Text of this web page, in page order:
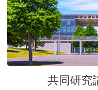
共同研究